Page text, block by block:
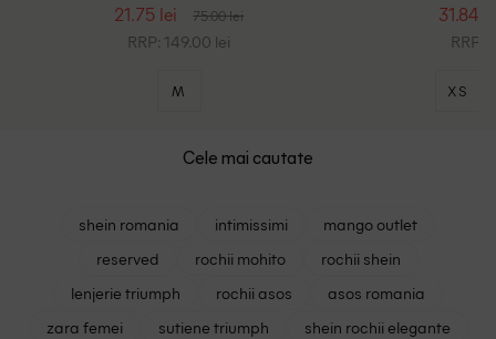
21.75 lei 75.00 lei
RRP: 149.00 lei
M
31.84
RRP:
XS
Cele mai cautate
shein romania intimissimi
mango outlet
reserved
rochii mohito
rochii shein
lenjerie triumph
rochii asos
asos romania
zara femei
sutiene triumph
shein rochii elegante